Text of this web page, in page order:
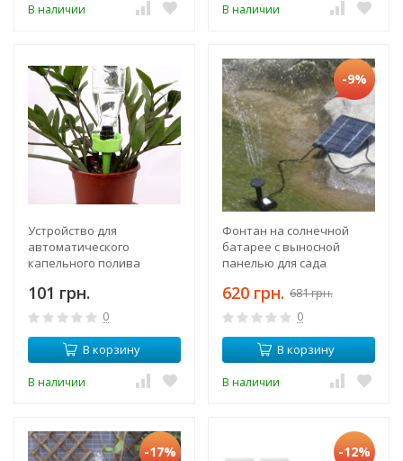
В наличии В наличии
Устройство для
автоматического
капельного полива
растений, на улице, в
офисе, в доме
101 грн.
0
В корзину
В наличии
-9%
Фонтан на солнечной
батарее с выносной
панелью для сада
620 грн. 681 грн.
0
В корзину
В наличии
-17% -12%